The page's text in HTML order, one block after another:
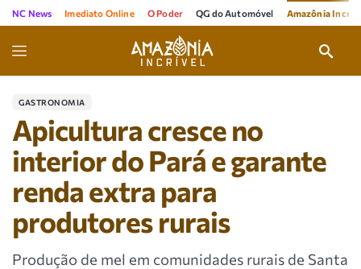
NC News Imediato Online O Poder QG do Automóvel Amazônia
GASTRONOMIA
Apicultura cresce no
interior do Pará e garante
renda extra para
produtores rurais
Produção de mel em comunidades rurais de Santa